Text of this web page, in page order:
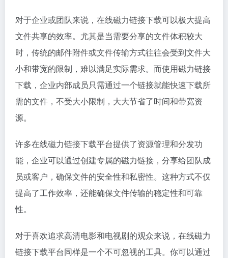
对于企业或团队来说，在线磁力链接下载可以极大提高
文件共享的效率。尤其是当需要分享的文件体积较大
时，传统的邮件附件或文件传输方式往往会受到文件大
小和带宽的限制，难以满足实际需求。而使用磁力链接
下载，企业内部成员只需通过一个链接就能快速下载所
需的文件，不受大小限制，大大节省了时间和带宽资
源。
许多在线磁力链接下载平台提供了资源管理和分发功
能，企业可以通过创建专属的磁力链接，分享给团队成
员或客户，确保文件的安全性和私密性。这种方式不仅
提高了工作效率，还能确保文件传输的稳定性和可靠
性。
对于喜欢追求高清电影和电视剧的观众来说，在线磁力
链接下载平台同样是一个不可忽视的工具。你可以通过